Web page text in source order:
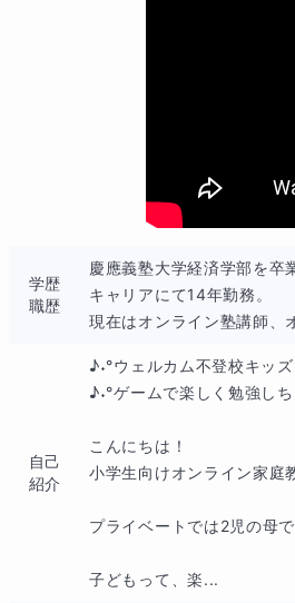
※ 読売KODOMO新聞の購読が必要です
・新聞のさまざまな記事から出題さ
・暗号解読のための計算問題（算数
で構成されます。
学歴
職歴
慶應義塾大学経済学部を卒
キャリアにて14年勤務。
現在はオンライン塾講師、
自己
紹介
♪˖°ウェルカム不登校キッ
♪˖°ゲームで楽しく勉強し
こんにちは！
小学生向けオンライン家庭
プライベートでは2児の母で
子どもって、楽...